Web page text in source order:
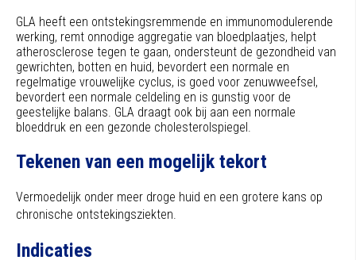
GLA heeft een ontstekingsremmende en immunomodulerende
werking, remt onnodige aggregatie van bloedplaatjes, helpt
atherosclerose tegen te gaan, ondersteunt de gezondheid van
gewrichten, botten en huid, bevordert een normale en
regelmatige vrouwelijke cyclus, is goed voor zenuwweefsel,
bevordert een normale celdeling en is gunstig voor de
geestelijke balans. GLA draagt ook bij aan een normale
bloeddruk en een gezonde cholesterolspiegel.
Tekenen van een mogelijk tekort
Vermoedelijk onder meer droge huid en een grotere kans op
chronische ontstekingsziekten.
Indicaties